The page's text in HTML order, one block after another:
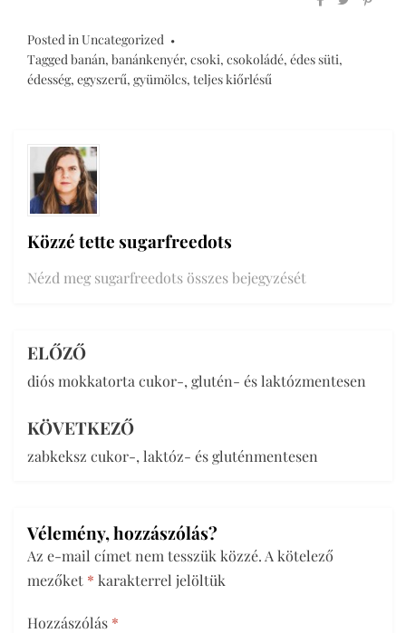
Posted in Uncategorized
Tagged banán, banánkenyér, csoki, csokoládé, édes süti,
édesség, egyszerű, gyümölcs, teljes kiőrlésű
Közzé tette sugarfreedots
Nézd meg sugarfreedots összes bejegyzését
Bejegyzés
navigáció
ELŐZŐ
diós mokkatorta cukor-, glutén- és laktózmentesen
KÖVETKEZŐ
zabkeksz cukor-, laktóz- és gluténmentesen
Vélemény, hozzászólás?
Az e-mail címet nem tesszük közzé. A kötelező
mezőket * karakterrel jelöltük
Hozzászólás *